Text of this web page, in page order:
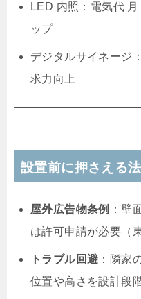
LED 内照：電気代
ップ
デジタルサイネージ
求力向上
設置前に押さえる
屋外広告物条例
：壁
は許可申請が必要（
トラブル回避 ：隣家
位置や高さを設計段